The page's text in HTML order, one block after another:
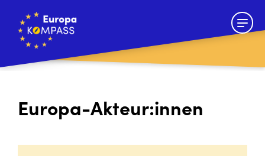
Europa-Akteur:innen